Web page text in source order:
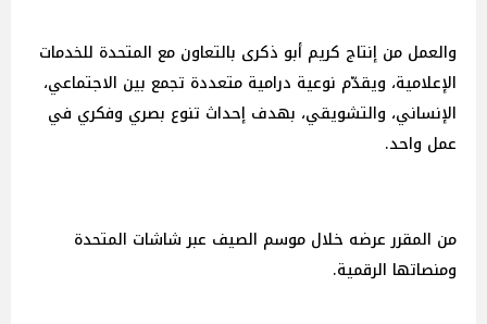
والعمل من إنتاج كريم أبو ذكرى بالتعاون مع المتحدة للخدمات
الإعلامية، ويقدّم نوعية درامية متعددة تجمع بين الاجتماعي،
الإنساني، والتشويقي، بهدف إحداث تنوع بصري وفكري في
عمل واحد.
من المقرر عرضه خلال موسم الصيف عبر شاشات المتحدة
ومنصاتها الرقمية.